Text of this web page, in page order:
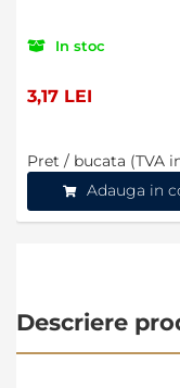
In stoc
3,17 LEI
Pret / bucata (TVA
Adauga in
Descriere